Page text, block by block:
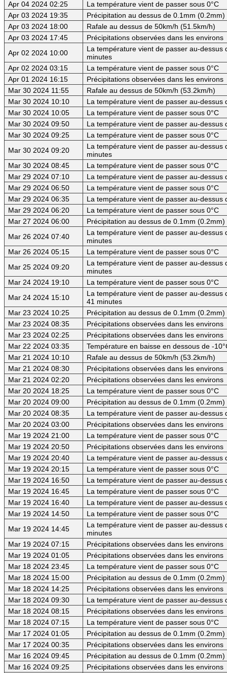
Apr 04 2024 02:25
La température vient de passer sous 0°C
Apr 03 2024 19:35
Précipitation au dessus de 0.1mm
Apr 03 2024 18:00
Rafale au dessus de 50km/h (51.5km/h)
Apr 03 2024 17:45
Précipitations observées dans les environs
Apr 02 2024 10:00
La température vient de passer au-
minutes
Apr 02 2024 03:15
La température vient de passer sous 0°C
Apr 01 2024 16:15
Précipitations observées dans les environs
Mar 30 2024 11:55
Rafale au dessus de 50km/h (53.2km/h)
Mar 30 2024 10:10
La température vient de passer au-dessus
Mar 30 2024 10:05
La température vient de passer sous 0°C
Mar 30 2024 09:50
La température vient de passer au-dessus
Mar 30 2024 09:25
La température vient de passer sous 0°C
Mar 30 2024 09:20
La température vient de passer au-
minutes
Mar 30 2024 08:45
La température vient de passer sous 0°C
Mar 29 2024 07:10
La température vient de passer au-dessus
Mar 29 2024 06:50
La température vient de passer sous 0°C
Mar 29 2024 06:35
La température vient de passer au-dessus
Mar 29 2024 06:20
La température vient de passer sous 0°C
Mar 27 2024 06:00
Précipitation au dessus de 0.1mm
Mar 26 2024 07:40
La température vient de passer au-
minutes
Mar 26 2024 05:15
La température vient de passer sous 0°C
Mar 25 2024 09:20
La température vient de passer au-
minutes
Mar 24 2024 19:10
La température vient de passer sous 0°C
Mar 24 2024 15:10
La température vient de passer au-
41 minutes
Mar 23 2024 10:25
Précipitation au dessus de 0.1mm
Mar 23 2024 08:35
Précipitations observées dans les environs
Mar 23 2024 02:25
Précipitations observées dans les environs
Mar 22 2024 03:35
Température en baisse en dessous de -
Mar 21 2024 10:10
Rafale au dessus de 50km/h (53.2km/h)
Mar 21 2024 08:30
Précipitations observées dans les environs
Mar 21 2024 02:20
Précipitations observées dans les environs
Mar 20 2024 18:25
La température vient de passer sous 0°C
Mar 20 2024 09:00
Précipitation au dessus de 0.1mm
Mar 20 2024 08:35
La température vient de passer au-
Mar 20 2024 03:00
Précipitations observées dans les environs
Mar 19 2024 21:00
La température vient de passer sous 0°C
Mar 19 2024 20:50
Précipitations observées dans les environs
Mar 19 2024 20:40
La température vient de passer au-dessus
Mar 19 2024 20:15
La température vient de passer sous 0°C
Mar 19 2024 16:50
La température vient de passer au-dessus
Mar 19 2024 16:45
La température vient de passer sous 0°C
Mar 19 2024 16:40
La température vient de passer au-
Mar 19 2024 14:50
La température vient de passer sous 0°C
Mar 19 2024 14:45
La température vient de passer au-
minutes
Mar 19 2024 07:15
Précipitations observées dans les environs
Mar 19 2024 01:05
Précipitations observées dans les environs
Mar 18 2024 23:45
La température vient de passer sous 0°C
Mar 18 2024 15:00
Précipitation au dessus de 0.1mm
Mar 18 2024 14:25
Précipitations observées dans les environs
Mar 18 2024 09:30
La température vient de passer au-
Mar 18 2024 08:15
Précipitations observées dans les environs
Mar 18 2024 07:15
La température vient de passer sous 0°C
Mar 17 2024 01:05
Précipitation au dessus de 0.1mm
Mar 17 2024 00:35
Précipitations observées dans les environs
Mar 16 2024 09:45
Précipitation au dessus de 0.1mm
Mar 16 2024 09:25
Précipitations observées dans les environs